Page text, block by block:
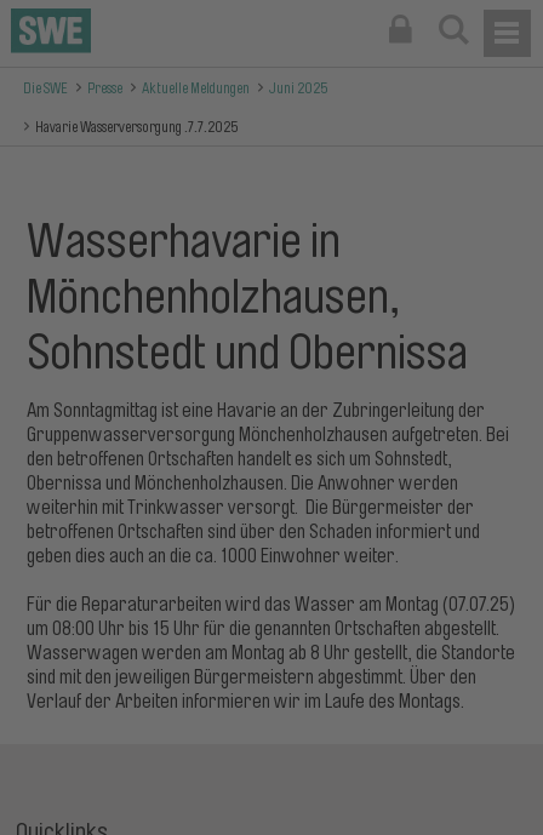
Die SWE Presse Aktuelle Meldungen Juni 2025
Havarie Wasserversorgung .7.7.2025
Wasserhavarie in
Mönchenholzhausen,
Sohnstedt und Obernissa
Am Sonntagmittag ist eine Havarie an der Zubringerleitung der
Gruppenwasserversorgung Mönchenholzhausen aufgetreten. Bei
den betroffenen Ortschaften handelt es sich um Sohnstedt,
Obernissa und Mönchenholzhausen. Die Anwohner werden
weiterhin mit Trinkwasser versorgt. Die Bürgermeister der
betroffenen Ortschaften sind über den Schaden informiert und
geben dies auch an die ca. 1000 Einwohner weiter.
Für die Reparaturarbeiten wird das Wasser am Montag (07.07.25)
um 08:00 Uhr bis 15 Uhr für die genannten Ortschaften abgestellt.
Wasserwagen werden am Montag ab 8 Uhr gestellt, die Standorte
sind mit den jeweiligen Bürgermeistern abgestimmt. Über den
Verlauf der Arbeiten informieren wir im Laufe des Montags.